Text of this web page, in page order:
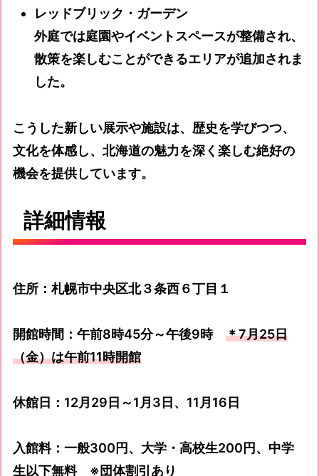
レッドブリック・ガーデン
外庭では庭園やイベントスペースが整備され、
散策を楽しむことができるエリアが追加されま
した。
こうした新しい展示や施設は、歴史を学びつつ、
文化を体感し、北海道の魅力を深く楽しむ絶好の
機会を提供しています。
詳細情報
住所：札幌市中央区北３条西６丁目１
開館時間：午前8時45分～午後9時＊7月25日
（金）は午前11時開館
休館日：12月29日～1月3日、11月16日
入館料：一般300円、大学・高校生200円、中学
生以下無料 ※団体割引あり